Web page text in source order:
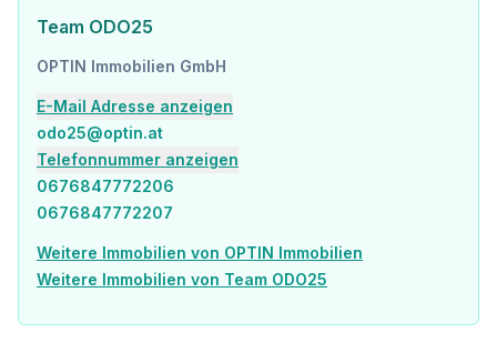
Team ODO25
OPTIN Immobilien GmbH
E-Mail Adresse anzeigen
odo25@optin.at
Telefonnummer anzeigen
0676847772206
0676847772207
Weitere Immobilien von OPTIN Immobilien
Weitere Immobilien von Team ODO25